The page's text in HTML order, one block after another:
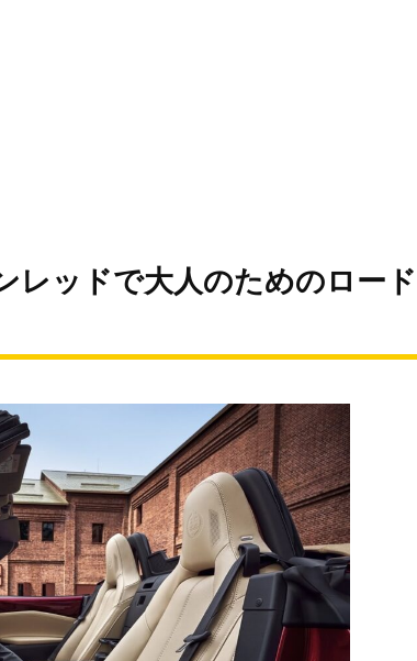
レッドで大人のためのロード